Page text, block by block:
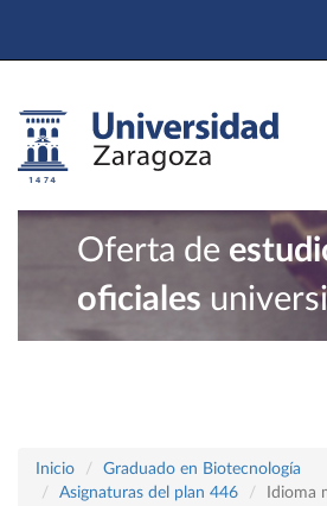
Oferta de
oficiales
Inicio
Graduado en Biotecnología
Asignaturas del plan 446
Idioma